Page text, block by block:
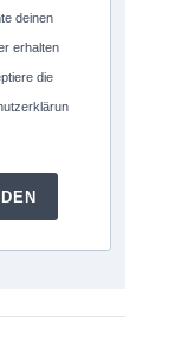
deinen
erhalten
die